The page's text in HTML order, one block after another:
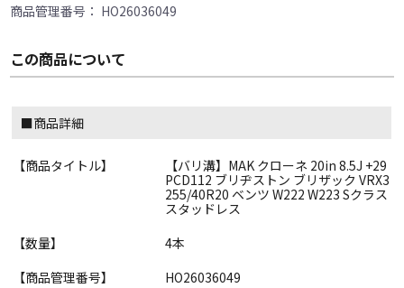
商品管理番号： HO26036049
この商品について
■商品詳細
【商品タイトル】
【バリ溝】MAK クローネ 20in 8.5J +29
PCD112 ブリヂストン ブリザック VRX3
255/40R20 ベンツ W222 W223 Sクラス
スタッドレス
【数量】
4本
【商品管理番号】
HO26036049